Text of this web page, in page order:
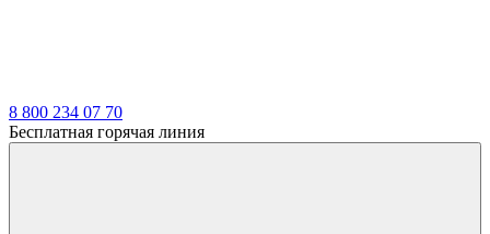
8 800 234 07 70
Бесплатная горячая линия